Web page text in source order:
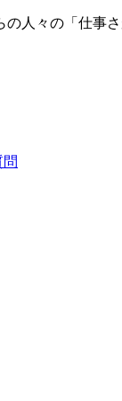
人々の「仕事さ